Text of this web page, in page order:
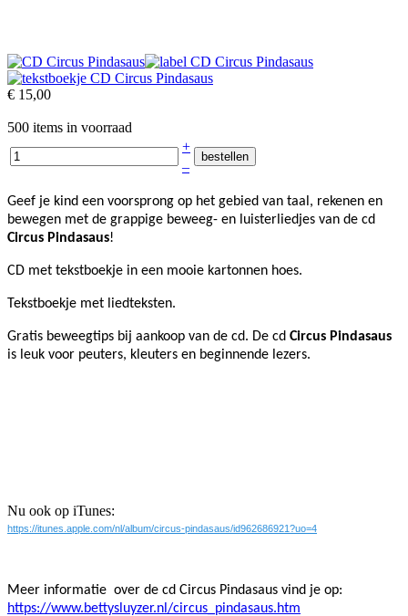
€ 15,00
500 items in voorraad
+
–
Geef je kind een voorsprong op het gebied van taal, rekenen en
bewegen met de grappige beweeg- en luisterliedjes van de cd
Circus Pindasaus!
CD met tekstboekje in een mooie kartonnen hoes.
Tekstboekje met liedteksten.
Gratis beweegtips bij aankoop van de cd. De cd Circus Pindasaus
is leuk voor peuters, kleuters en beginnende lezers.
Nu ook op iTunes:
https://itunes.apple.com/nl/album/circus-pindasaus/id962686921?uo=4
Meer informatie over de cd Circus Pindasaus vind je op:
https://www.bettysluyzer.nl/circus_pindasaus.htm